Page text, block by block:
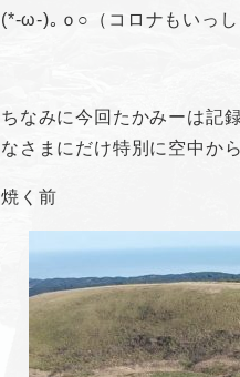
(*-ω-)｡ｏ○（コロナもいっ
ちなみに今回たかみーは記
なさまにだけ特別に空中か
焼く前